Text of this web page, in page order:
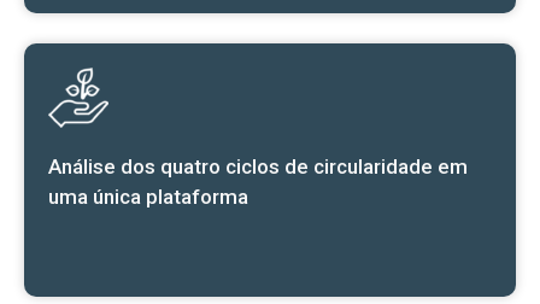
Análise dos quatro ciclos de circularidade em
uma única plataforma